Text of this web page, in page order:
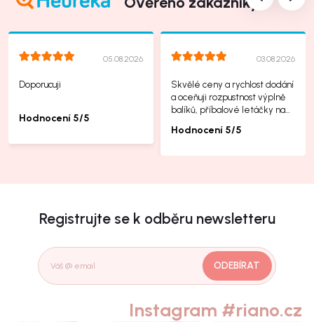
05.08.2026
Doporucuji
Hodnocení 5/5
03.08.2026
Skvělé ceny a rychlost dodání
a oceňuji rozpustnost výplně
balíků, příbalové letáčky na
Hodnocení 5/5
Registrujte se k odběru newsletteru
ODEBÍRAT
Instagram #riano.cz